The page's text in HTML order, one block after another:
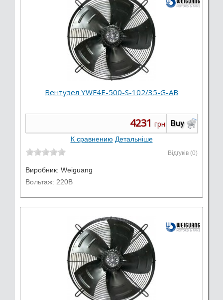
Вентузел YWF4E-500-S-102/35-G-AB
Buy
4231 грн
К сравнению Детальніше
Відгуків (0)
Виробник: Weiguang
Вольтаж: 220В